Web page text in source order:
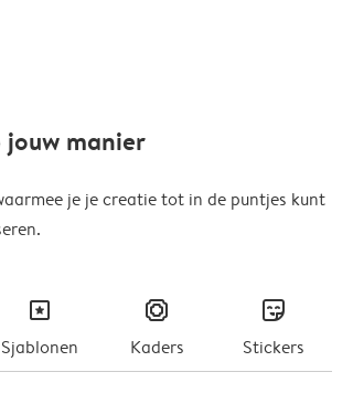
manier
je je creatie tot in de puntjes kunt
masks
Sjablonen
frames
Kaders
stickers
Stickers